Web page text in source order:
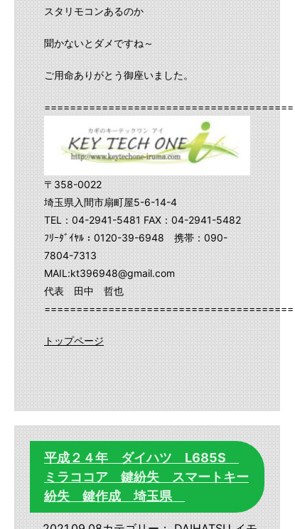
スタリモコンあるのか
聞かないとダメですね～
ご用命ありがとう御座いました。
〒358-0022
埼玉県入間市扇町屋5-6-14-4
TEL：04-2941-5481 FAX：04-2941-5482
ﾌﾘｰﾀﾞｲﾔﾙ：0120-39-6948 携帯：090-
7804-7313
MAIL:kt396948@gmail.com
代表 田中 哲也
トップページ
平成２４年 ダイハツ L685S
ミラココア 鍵紛失 スマートキー
紛失 鍵作成 埼玉県